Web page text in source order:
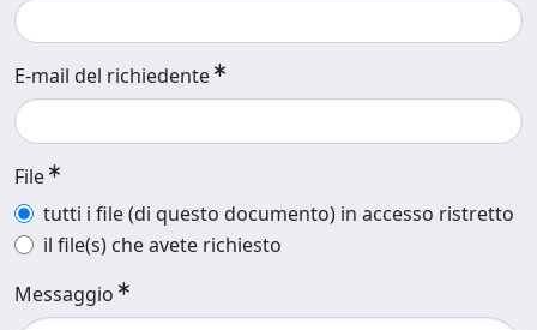
E-mail del richiedente
File
tutti i file (di questo documento) in accesso ristretto
il file(s) che avete richiesto
Messaggio